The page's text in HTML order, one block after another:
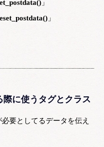
」
」
に使うタグとクラス
必要としてるデータを伝え